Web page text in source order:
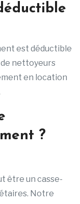
est déductible
nettoyeurs
en location
?
être un casse-
Notre